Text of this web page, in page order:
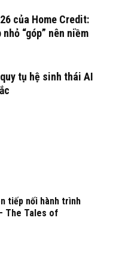
của Home Credit:
“góp” nên niềm
tụ hệ sinh thái AI
tiếp nối hành trình
The Tales of